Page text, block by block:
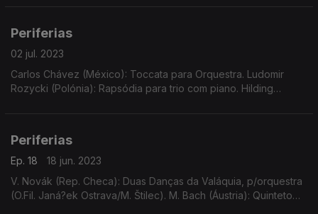
Periferias
02 jul. 2023
Carlos Chávez (México): Toccata para Orquestra. Ludomir
Rozycki (Polónia): Rapsódia para trio com piano. Hilding
Periferias
Ep. 18
18 jun. 2023
V. Novák (Rep. Checa): Duas Danças da Valáquia, p/orquestra
(O.Fil. Janá?ek Ostrava/M. Štilec). M. Bach (Áustria): Quinteto